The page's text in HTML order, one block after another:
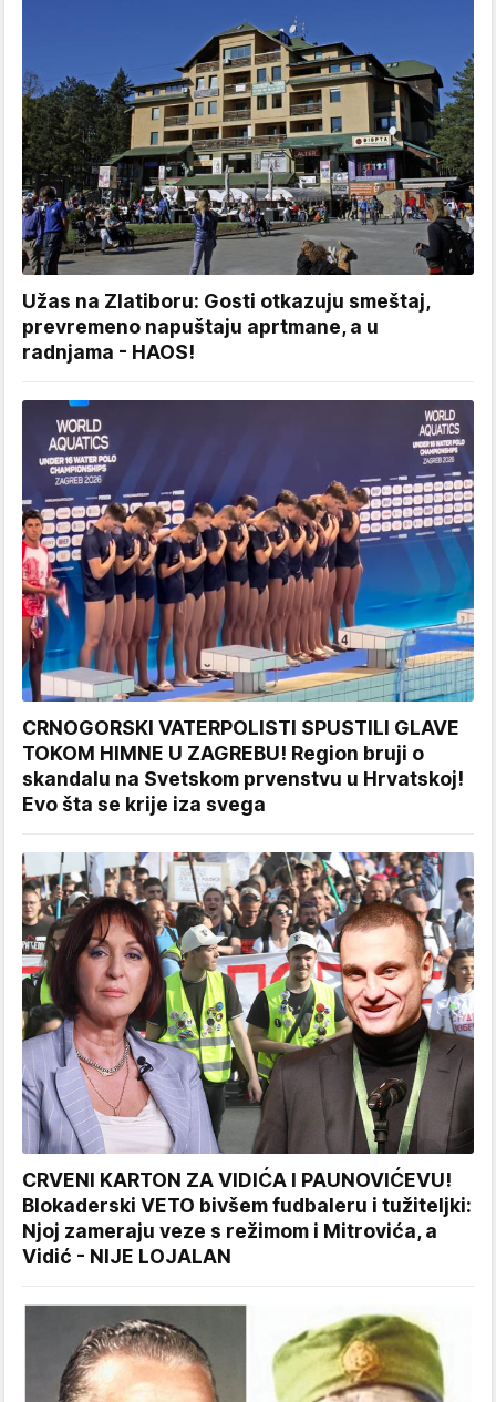
Užas na Zlatiboru: Gosti otkazuju smeštaj,
prevremeno napuštaju aprtmane, a u
radnjama - HAOS!
CRNOGORSKI VATERPOLISTI SPUSTILI GLAVE
TOKOM HIMNE U ZAGREBU! Region bruji o
skandalu na Svetskom prvenstvu u Hrvatskoj!
Evo šta se krije iza svega
CRVENI KARTON ZA VIDIĆA I PAUNOVIĆEVU!
Blokaderski VETO bivšem fudbaleru i tužiteljki:
Njoj zameraju veze s režimom i Mitrovića, a
Vidić - NIJE LOJALAN